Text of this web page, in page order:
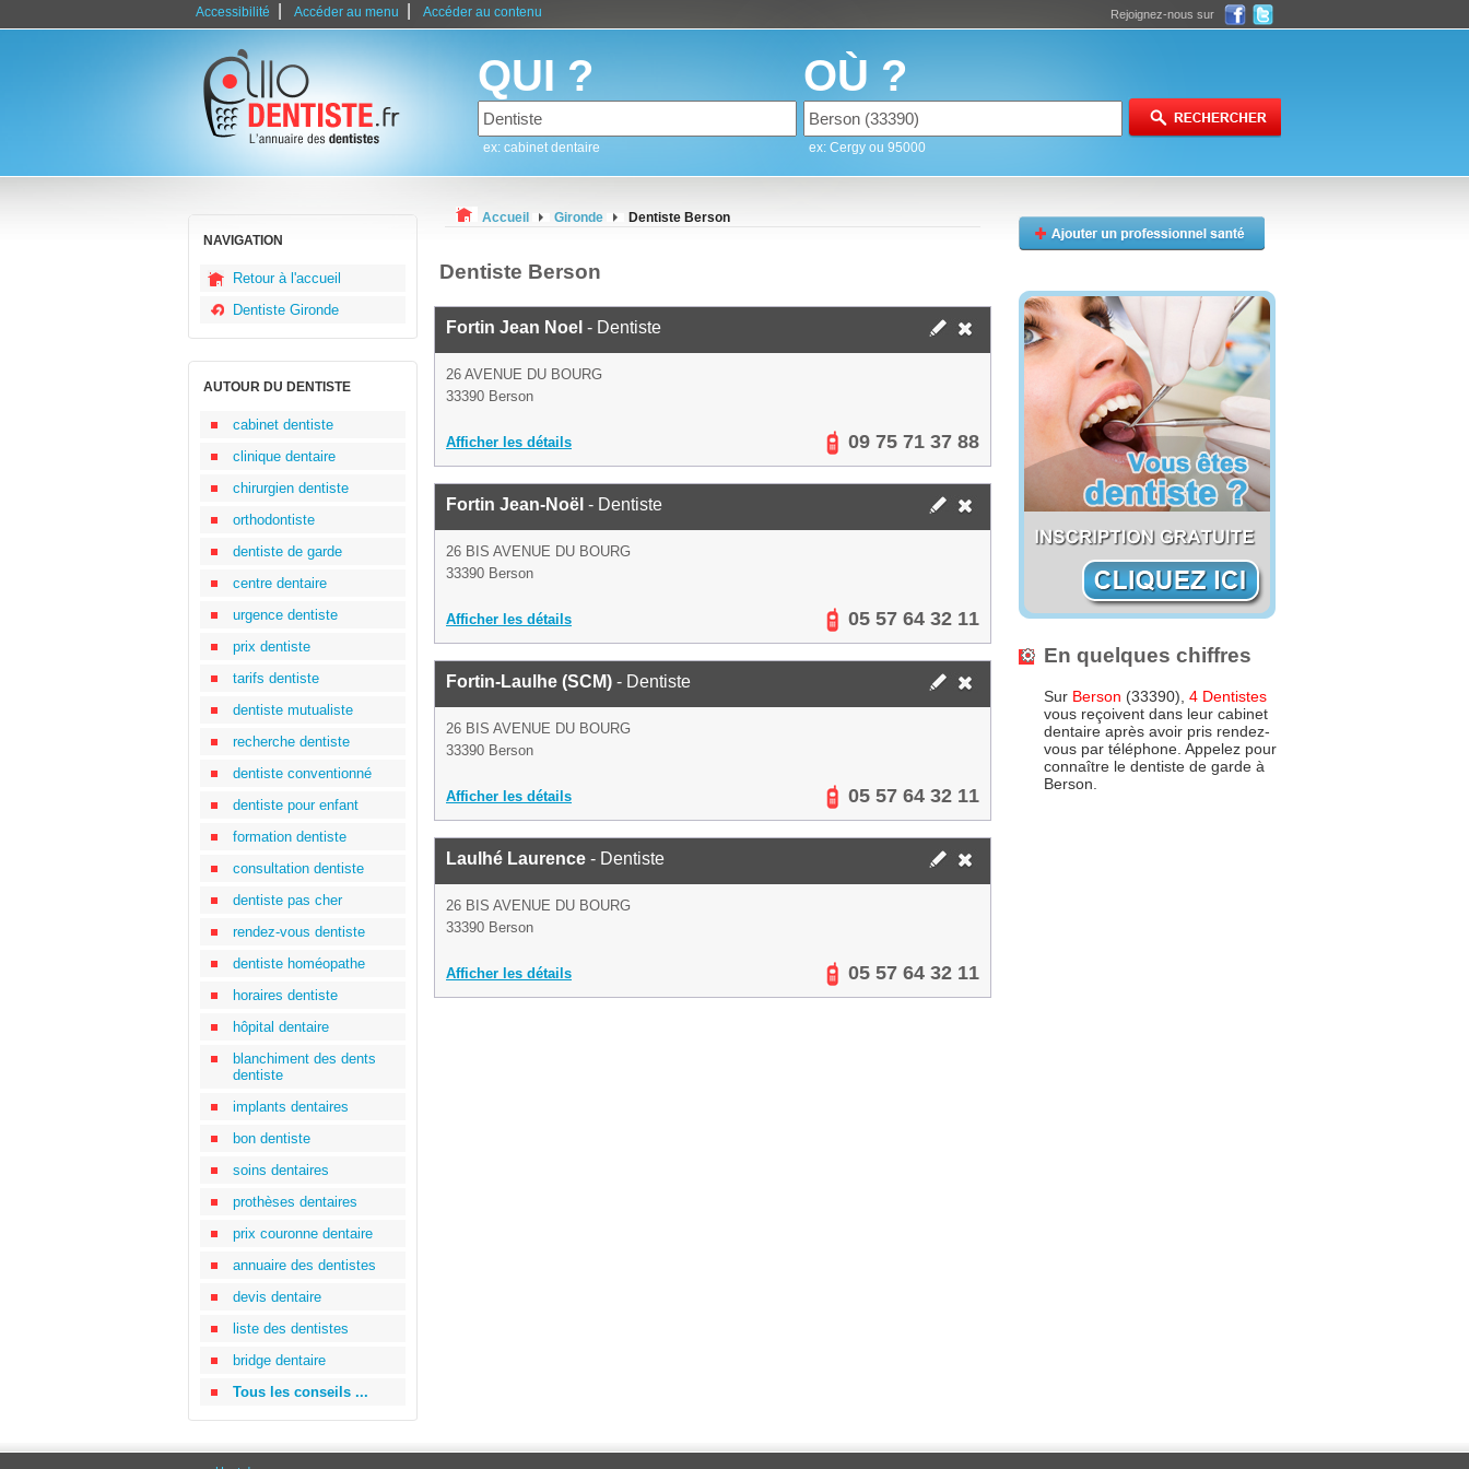
Accessibilité Accéder au menu Accéder au contenu Rejoignez-nous sur
QUI ?
ex: cabinet dentaire
OÙ ?
ex: Cergy ou 95000
NAVIGATION
Retour à l'accueil
Dentiste Gironde
AUTOUR DU DENTISTE
cabinet dentiste
clinique dentaire
chirurgien dentiste
orthodontiste
dentiste de garde
centre dentaire
urgence dentiste
prix dentiste
tarifs dentiste
dentiste mutualiste
recherche dentiste
dentiste conventionné
dentiste pour enfant
formation dentiste
consultation dentiste
dentiste pas cher
rendez-vous dentiste
dentiste homéopathe
horaires dentiste
hôpital dentaire
blanchiment des dents
dentiste
implants dentaires
bon dentiste
soins dentaires
prothèses dentaires
prix couronne dentaire
annuaire des dentistes
devis dentaire
liste des dentistes
bridge dentaire
Tous les conseils ...
Accueil Gironde Dentiste Berson
Dentiste Berson
Fortin Jean Noel - Dentiste
26 AVENUE DU BOURG
33390 Berson
Afficher les détails 09 75 71 37 88
Fortin Jean-Noël - Dentiste
26 BIS AVENUE DU BOURG
33390 Berson
Afficher les détails 05 57 64 32 11
Fortin-Laulhe (SCM) - Dentiste
26 BIS AVENUE DU BOURG
33390 Berson
Afficher les détails 05 57 64 32 11
Laulhé Laurence - Dentiste
26 BIS AVENUE DU BOURG
33390 Berson
Afficher les détails 05 57 64 32 11
En quelques chiffres
Sur Berson (33390), 4 Dentistes
vous reçoivent dans leur cabinet
dentaire après avoir pris rendez-
vous par téléphone. Appelez pour
connaître le dentiste de garde à
Berson.